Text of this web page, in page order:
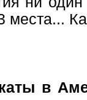
места...
в